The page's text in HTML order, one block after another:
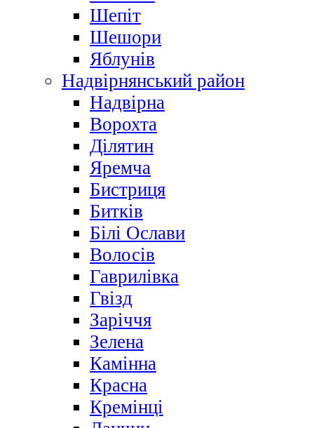
Шепіт
Шешори
Яблунів
Надвірнянський район
Надвірна
Ворохта
Ділятин
Яремча
Бистриця
Битків
Білі Ослави
Волосів
Гаврилівка
Гвізд
Заріччя
Зелена
Камінна
Красна
Кремінці